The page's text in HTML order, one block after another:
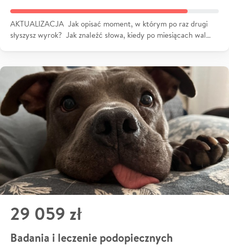
AKTUALIZACJA Jak opisać moment, w którym po raz drugi
słyszysz wyrok? Jak znaleźć słowa, kiedy po miesiącach wal…
29 059 zł
Badania i leczenie podopiecznych